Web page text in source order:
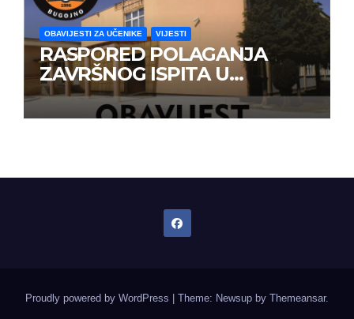
OBAVIJESTI ZA UČENIKE VIJESTI
RASPORED POLAGANJA
ZAVRŠNOG ISPITA U
JUNSKOM ISPITNOM ROKU
Proudly powered by WordPress Theme: Newsup by Themeansar.